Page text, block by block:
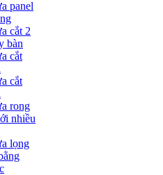
panel
cắt 2
bàn
cắt
cắt
rong
nhiều
lọng